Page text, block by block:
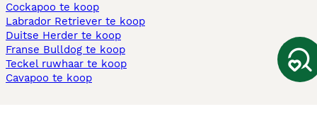
Cockapoo te koop
Labrador Retriever te koop
Duitse Herder te koop
Franse Bulldog te koop
Teckel ruwhaar te koop
Cavapoo te koop